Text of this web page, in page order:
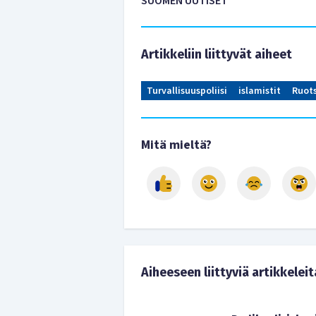
Artikkeliin liittyvät aiheet
Turvallisuuspoliisi islamistit
Mitä mieltä?
Aiheeseen liittyviä